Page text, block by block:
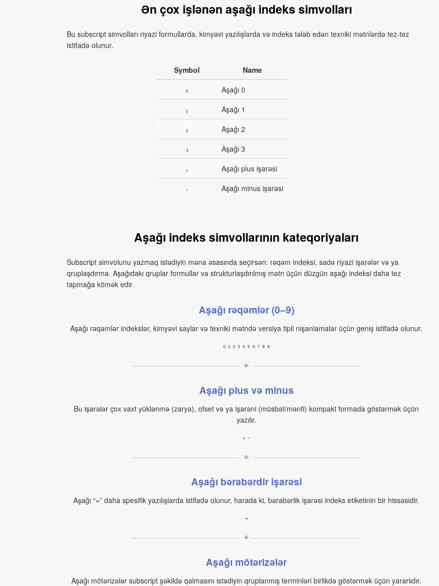
Ən çox işlənən aşağı indeks simvolları
Bu subscript simvolları riyazi formullarda, kimyəvi yazılışlarda və indeks tələb edən texniki mətnlərdə tez-tez
istifadə olunur.
Symbol
Name
₀
Aşağı 0
₁
Aşağı 1
₂
Aşağı 2
₃
Aşağı 3
₊
Aşağı plus işarəsi
₋
Aşağı minus işarəsi
Aşağı indeks simvollarının kateqoriyaları
Subscript simvolunu yazmaq istədiyin məna əsasında seçirsən: rəqəm indeksi, sadə riyazi işarələr və ya
qruplaşdırma. Aşağıdakı qruplar formullar və strukturlaşdırılmış mətn üçün düzgün aşağı indeksi daha tez
tapmağa kömək edir.
Aşağı rəqəmlər (0–9)
Aşağı rəqəmlər indekslər, kimyəvi saylar və texniki mətndə versiya tipli nişanlamalar üçün geniş istifadə olunur.
₀ ₁ ₂ ₃ ₄ ₅ ₆ ₇ ₈ ₉
✧
Aşağı plus və minus
Bu işarələr çox vaxt yüklənmə (zarya), ofset və ya işarəni (müsbət/mənfi) kompakt formada göstərmək üçün
yazılır.
₊ ₋
✧
Aşağı bərabərdir işarəsi
Aşağı “=” daha spesifik yazılışlarda istifadə olunur, harada ki, bərabərlik işarəsi indeks etiketinin bir hissəsidir.
₌
✧
Aşağı mötərizələr
Aşağı mötərizələr subscript şəkildə qalmasını istədiyin qruplanmış terminləri birlikdə göstərmək üçün yararlıdır.